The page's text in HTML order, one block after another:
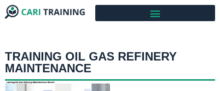
TRAINING OIL GAS REFINERY
MAINTENANCE